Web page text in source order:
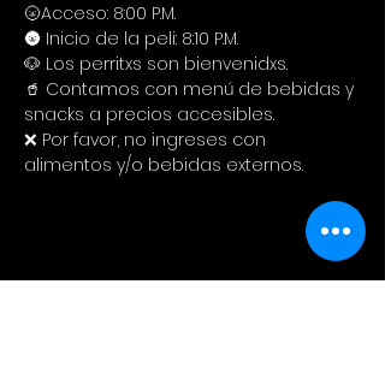
🌝Acceso: 8:00 P.M.
🌚 Inicio de la peli: 8:10 P.M.
🐶 Los perritxs son bienvenidxs.
🥤 Contamos con menú de bebidas y
snacks a precios accesibles.
❌ Por favor, no ingreses con
alimentos y/o bebidas externos.